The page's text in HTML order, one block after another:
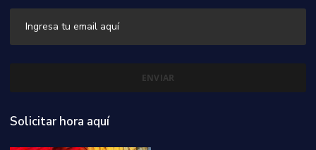
Solicitar hora aquí